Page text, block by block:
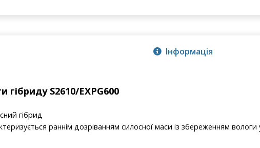
Інформація
гібриду S2610/EXPG600
гібрид
раннім дозріванням силосної маси із збереженням вологи